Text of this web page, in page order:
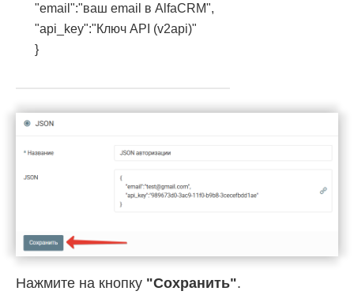
"email":"ваш email в AlfaCRM",
"api_key":"Ключ API (v2api)"
}
Нажмите на кнопку "Сохранить".